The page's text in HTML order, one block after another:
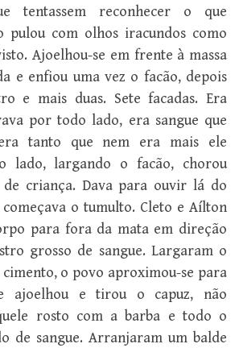
tentassem reconhecer o que
pulou com olhos iracundos como
Ajoelhou-se em frente à massa
e enfiou uma vez o facão, depois
e mais duas. Sete facadas. Era
por todo lado, era sangue que
tanto que nem era mais ele
lado, largando o facão, chorou
de criança. Dava para ouvir lá do
o tumulto. Cleto e Aílton
para fora da mata em direção
grosso de sangue. Largaram o
o povo aproximou-se para
ajoelhou e tirou o capuz, não
rosto com a barba e todo o
de sangue. Arranjaram um balde